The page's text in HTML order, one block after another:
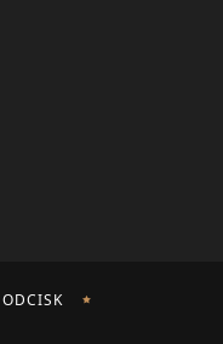
ODCISK